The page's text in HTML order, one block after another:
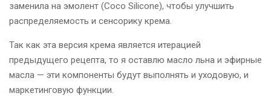
заменила на эмолент (Сoco Silicone), чтобы улучшить
распределяемость и сенсорику крема.
Так как эта версия крема является итерацией
предыдущего рецепта, то я оставлю масло льна и эфирные
масла — эти компоненты будут выполнять и уходовую, и
маркетинговую функции.